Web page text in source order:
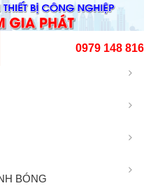
0979 148 816
BÓNG